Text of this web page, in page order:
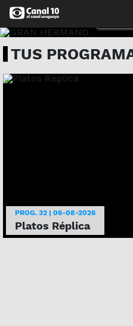
TUS
PROG. 32 | 06-08-2026
Platos Réplica